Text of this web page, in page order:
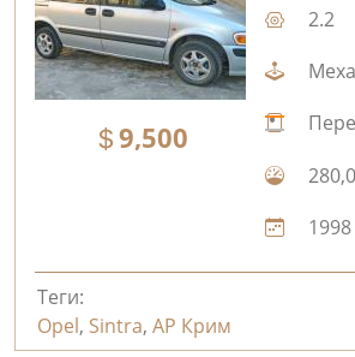
9,500
2.2
1998
Теги:
Opel, Sintra, АР Крим